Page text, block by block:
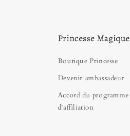
Princesse Magique
Boutique Princesse
Devenir ambassadeur
Accord du programme
d'affiliation